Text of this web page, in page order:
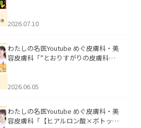
た。
2026.07.10
わたしの名医Youtube めぐ皮膚科・美
容皮膚科「”とおりすがりの皮膚科
2026.06.05
わたしの名医Youtube めぐ皮膚科・美
容皮膚科「【ヒアルロン酸×ボトック